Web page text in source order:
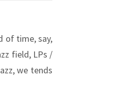
of time, say,
field, LPs /
we tends